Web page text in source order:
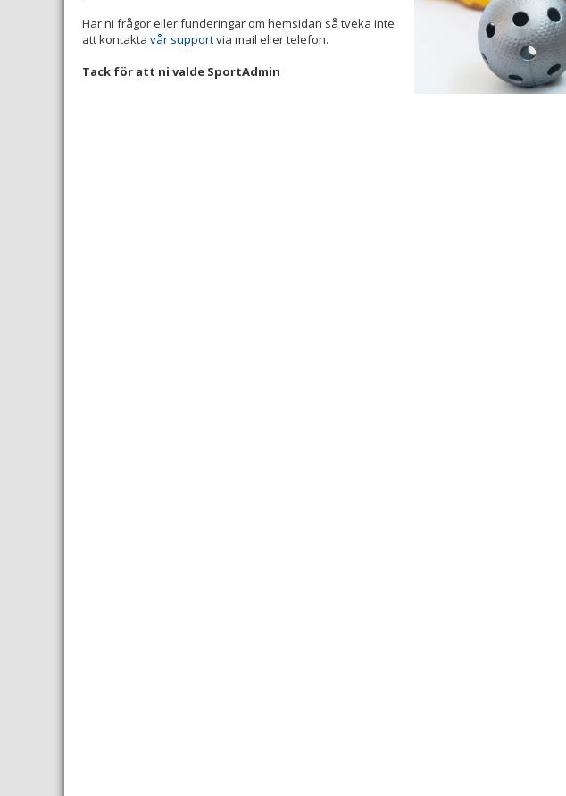
Har ni frågor eller funderingar om hemsidan så tveka inte
att kontakta vår supportvia mail eller telefon.
Tack för att ni valde SportAdmin